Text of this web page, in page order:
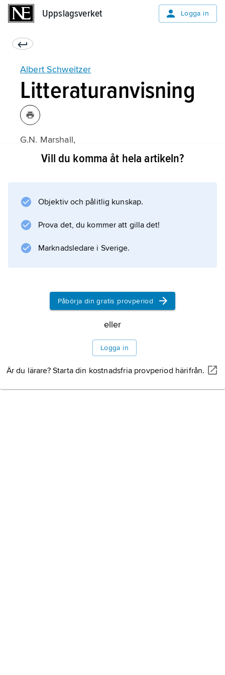
Uppslagsverket Logga in
Albert Schweitzer
Litteraturanvisning
G.N. Marshall,
As Understanding of Albert Schweitzer
Vill du komma åt hela artikeln?
Objektiv och pålitlig kunskap.
Prova det, du kommer att gilla det!
Marknadsledare i Sverige.
Påbörja din gratis provperiod
eller
Logga in
Är du lärare? Starta din kostnadsfria provperiod härifrån.